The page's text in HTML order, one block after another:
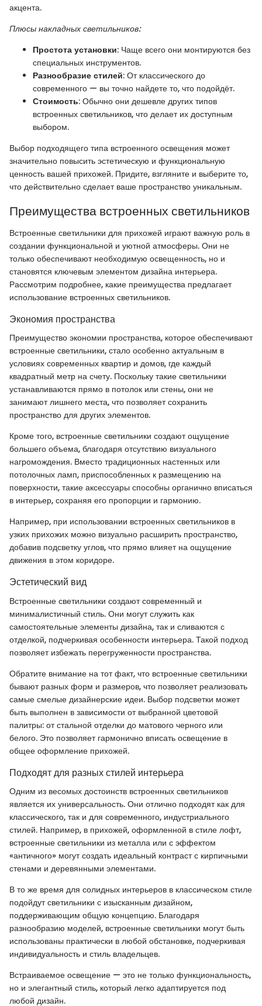
акцента.
Плюсы накладных светильников:
Простота установки: Чаще всего они монтируются без
специальных инструментов.
Разнообразие стилей: От классического до
современного — вы точно найдете то, что подойдёт.
Стоимость: Обычно они дешевле других типов
встроенных светильников, что делает их доступным
выбором.
Выбор подходящего типа встроенного освещения может
значительно повысить эстетическую и функциональную
ценность вашей прихожей. Придите, взгляните и выберите то,
что действительно сделает ваше пространство уникальным.
Преимущества встроенных светильников
Встроенные светильники для прихожей играют важную роль в
создании функциональной и уютной атмосферы. Они не
только обеспечивают необходимую освещенность, но и
становятся ключевым элементом дизайна интерьера.
Рассмотрим подробнее, какие преимущества предлагает
использование встроенных светильников.
Экономия пространства
Преимущество экономии пространства, которое обеспечивают
встроенные светильники, стало особенно актуальным в
условиях современных квартир и домов, где каждый
квадратный метр на счету. Поскольку такие светильники
устанавливаются прямо в потолок или стены, они не
занимают лишнего места, что позволяет сохранить
пространство для других элементов.
Кроме того, встроенные светильники создают ощущение
большего объема, благодаря отсутствию визуального
нагромождения. Вместо традиционных настенных или
потолочных ламп, приспособленных к размещению на
поверхности, такие аксессуары способны органично вписаться
в интерьер, сохраняя его пропорции и гармонию.
Например, при использовании встроенных светильников в
узких прихожих можно визуально расширить пространство,
добавив подсветку углов, что прямо влияет на ощущение
движения в этом коридоре.
Эстетический вид
Встроенные светильники создают современный и
минималистичный стиль. Они могут служить как
самостоятельные элементы дизайна, так и сливаются с
отделкой, подчеркивая особенности интерьера. Такой подход
позволяет избежать перегруженности пространства.
Обратите внимание на тот факт, что встроенные светильники
бывают разных форм и размеров, что позволяет реализовать
самые смелые дизайнерские идеи. Выбор подсветки может
быть выполнен в зависимости от выбранной цветовой
палитры: от стальной отделки до матового черного или
белого. Это позволяет гармонично вписать освещение в
общее оформление прихожей.
Подходят для разных стилей интерьера
Одним из весомых достоинств встроенных светильников
является их универсальность. Они отлично подходят как для
классического, так и для современного, индустриального
стилей. Например, в прихожей, оформленной в стиле лофт,
встроенные светильники из металла или с эффектом
«античного» могут создать идеальный контраст с кирпичными
стенами и деревянными элементами.
В то же время для солидных интерьеров в классическом стиле
подойдут светильники с изысканным дизайном,
поддерживающим общую концепцию. Благодаря
разнообразию моделей, встроенные светильники могут быть
использованы практически в любой обстановке, подчеркивая
индивидуальность и стиль владельцев.
Встраиваемое освещение — это не только функциональность,
но и элегантный стиль, который легко адаптируется под
любой дизайн.